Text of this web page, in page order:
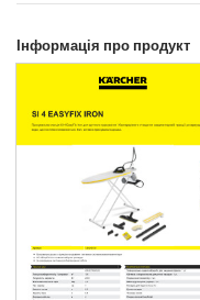
Інформація про продукт